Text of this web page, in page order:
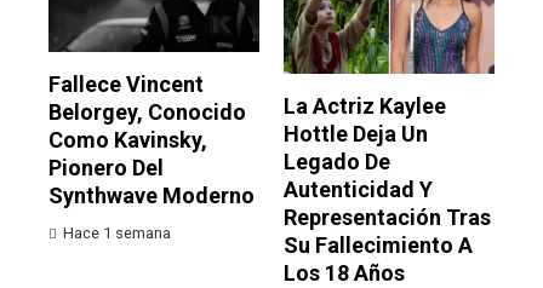
Fallece Vincent
Belorgey, Conocido
Como Kavinsky,
Pionero Del
Synthwave Moderno
Hace 1 semana
La Actriz Kaylee
Hottle Deja Un
Legado De
Autenticidad Y
Representación Tras
Su Fallecimiento A
Los 18 Años